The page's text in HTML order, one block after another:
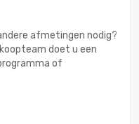
afmetingen nodig?
doet u een
of